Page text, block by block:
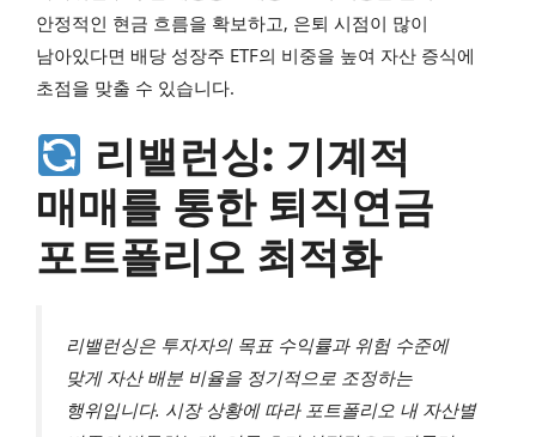
안정적인 현금 흐름을 확보하고, 은퇴 시점이 많이
남아있다면 배당 성장주 ETF의 비중을 높여 자산 증식에
초점을 맞출 수 있습니다.
리밸런싱: 기계적
매매를 통한 퇴직연금
포트폴리오 최적화
리밸런싱은 투자자의 목표 수익률과 위험 수준에
맞게 자산 배분 비율을 정기적으로 조정하는
행위입니다. 시장 상황에 따라 포트폴리오 내 자산별